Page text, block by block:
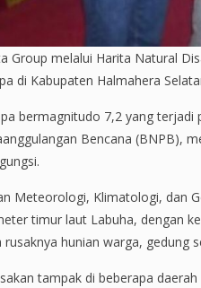
Group melalui Harita Natural
di Kabupaten Halmahera
bermagnitudo 7,2 yang terjadi
Bencana (BNPB),
Meteorologi, Klimatologi, dan
timur laut Labuha, dengan
rusaknya hunian warga, gedung
tampak di beberapa